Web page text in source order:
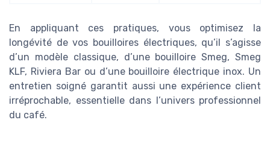
En appliquant ces pratiques, vous optimisez la
longévité de vos bouilloires électriques, qu’il s’agisse
d’un modèle classique, d’une bouilloire Smeg, Smeg
KLF, Riviera Bar ou d’une bouilloire électrique inox. Un
entretien soigné garantit aussi une expérience client
irréprochable, essentielle dans l’univers professionnel
du café.